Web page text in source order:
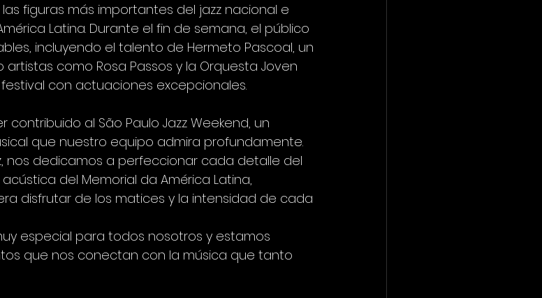
figuras más importantes del jazz nacional e
Latina. Durante el fin de semana, el público
incluyendo el talento de Hermeto Pascoal, un
como Rosa Passos y la Orquesta Joven
con actuaciones excepcionales.
contribuido al São Paulo Jazz Weekend, un
que nuestro equipo admira profundamente.
nos dedicamos a perfeccionar cada detalle del
del Memorial da América Latina,
disfrutar de los matices y la intensidad de cada
especial para todos nosotros y estamos
que nos conectan con la música que tanto